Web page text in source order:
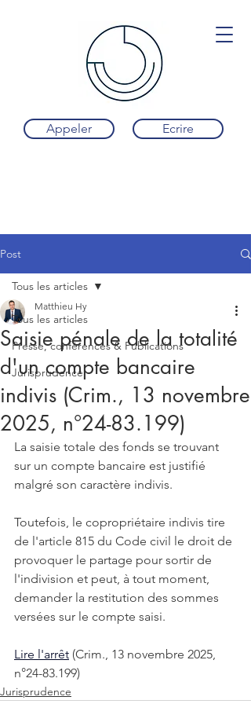
Appeler Ecrire
Post
Tous les articles
Presse, conférences & Publications
Jurisprudence
Tous les articles
Saisie pénale de la totalité
d'un compte bancaire
indivis (Crim., 13 novembre
2025, n°24-83.199)
Matthieu Hy
La saisie totale des fonds se trouvant
sur un compte bancaire est justifié
malgré son caractère indivis.
Toutefois, le copropriétaire indivis tire
de l'article 815 du Code civil le droit de
provoquer le partage pour sortir de
l'indivision et peut, à tout moment,
demander la restitution des sommes
versées sur le compte saisi.
Lire l'arrêt (Crim., 13 novembre 2025,
n°24-83.199)
Jurisprudence